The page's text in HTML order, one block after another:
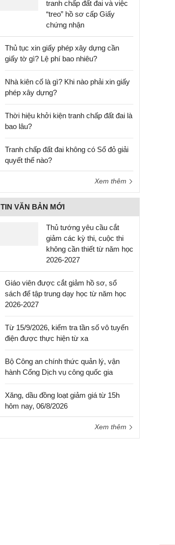
tranh chấp đất đai và việc
“treo” hồ sơ cấp Giấy
chứng nhận
Thủ tục xin giấy phép xây dựng cần
giấy tờ gì? Lệ phí bao nhiêu?
Nhà kiên cố là gì? Khi nào phải xin giấy
phép xây dựng?
Thời hiệu khởi kiện tranh chấp đất đai là
bao lâu?
Tranh chấp đất đai không có Sổ đỏ giải
quyết thế nào?
Xem thêm
TIN VĂN BẢN MỚI
Thủ tướng yêu cầu cắt
giảm các kỳ thi, cuộc thi
không cần thiết từ năm học
2026-2027
Giáo viên được cắt giảm hồ sơ, sổ
sách để tập trung dạy học từ năm học
2026-2027
Từ 15/9/2026, kiểm tra tần số vô tuyến
điện được thực hiện từ xa
Bộ Công an chính thức quản lý, vận
hành Cổng Dịch vụ công quốc gia
Xăng, dầu đồng loạt giảm giá từ 15h
hôm nay, 06/8/2026
Xem thêm